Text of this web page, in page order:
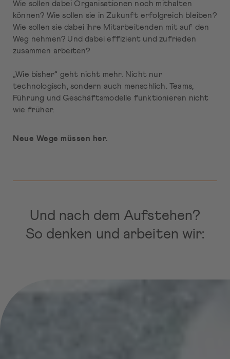
Wie sollen dabei Organisationen noch mithalten
können? Wie sollen sie in Zukunft erfolgreich bleiben?
Wie sollen sie dabei ihre Mitarbeitenden mit auf den
Weg nehmen? Und dabei effizient und zufrieden
zusammen arbeiten?
„Wie bisher“ geht nicht mehr. Nicht nur
technologisch, sondern auch menschlich. Teams,
Führung und Geschäftsmodelle funktionieren nicht
wie früher.
Neue Wege müssen her.
Und nach dem Aufstehen?
So denken und arbeiten wir: